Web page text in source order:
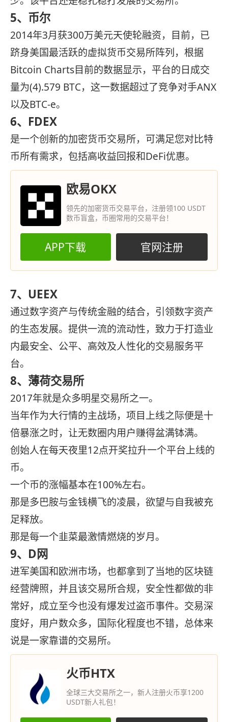
5、币尔
2014年3月获300万美元天使轮融资，目前，已
跻身美国最活跃的虚拟货币交易所阵列，根据
Bitcoin Charts目前的数据显示，平台的日成交
量为(4).579 BTC，这一数据超过了竞争对手ANX
以及BTC-e。
6、FDEX
是一个创新的加密货币交易所，可满足您对比特
币所有需求，包括高收益回报和DeFi优惠。
欧易OKX
领先的加密货币交易平台，注册领100 USDT
数币盲盒，币圈常用的交易平台！
APP下载 官网注册
7、UEEX
通过数字资产与传统金融的结合，引领数字资产
的生态发展。提供一流的流动性，致力于打造业
内最安全、公平、高效及人性化的交易服务平
台。
8、薄荷交易所
2017年就是众多明星交易所之一。
当年作为大行情的主战场，项目上线之际便是十
倍暴涨之时，让无数圈内用户赚得盆满钵满。
创始人在每天夜里12点开奖拉升一个平台上线的
币。
一个币的涨幅基本在100%左右。
那是多巴胺与金钱横飞的凌晨，欲望与自我被充
足释放。
那是每一个韭菜最激情燃烧的岁月。
9、D网
进军美国和欧洲市场，也都拿到了当地的区块链
经营牌照，并且该交易所合规，安全性都做的非
常好，成立至今也没有爆发过盗币事件。交易深
度好，用户数众多，国际化程度也不错，总体来
说是一家靠谱的交易所。
火币HTX
全球三大交易所之一，新人注册火币享1200
USDT新人礼包！